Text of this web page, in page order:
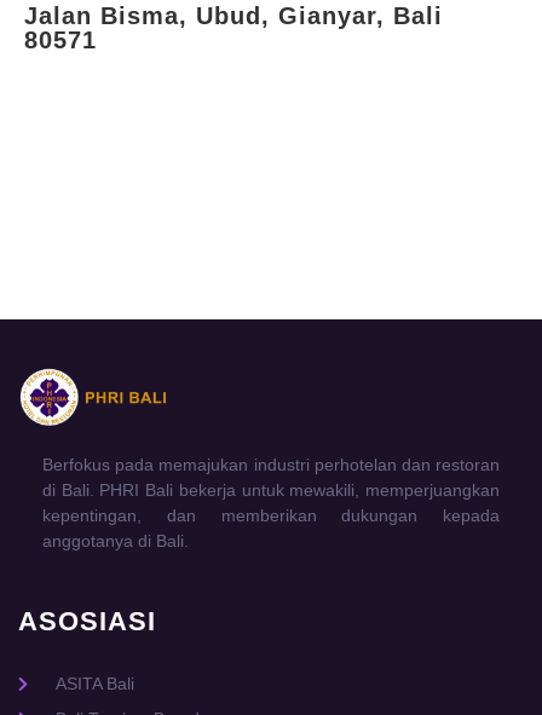
Jalan Bisma, Ubud, Gianyar, Bali
80571
Berfokus pada memajukan industri perhotelan dan restoran
di Bali. PHRI Bali bekerja untuk mewakili, memperjuangkan
kepentingan, dan memberikan dukungan kepada
anggotanya di Bali.
ASOSIASI
ASITA Bali